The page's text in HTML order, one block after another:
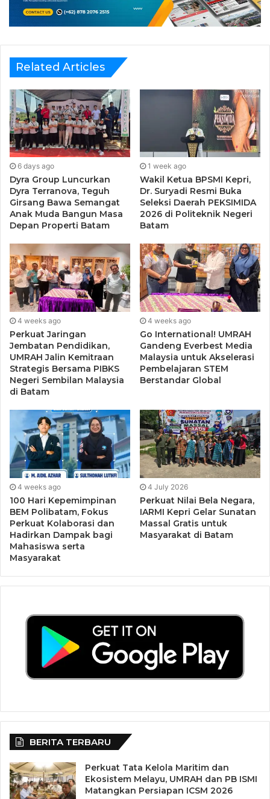
Amsakar berharap seluruh elemen atau komunitas
masyarakat hendaknya memaknai Batam sebagai rumah
“Makanya tugas kita yang hendaknya menjaga secara
bersama,” ujarnya.
Selain itu, Amsakar berterimakasih atas dukungan
masyarakat, termasuk PSBI yang mendukung program Wali
Kota Batam Muhammad Rudi dan dirinya. Sehingga Batam
kini semakin maju.
“Di forum ini saya ingin sampaikan terimakasih, terus
bersatu padu. Membuat Batam semakin hebat dan dahsyat
lagi,” ujarnya.
Related Articles
6 days ago
Dyra Group Luncurkan
Dyra Terranova, Teguh
Girsang Bawa Semangat
Anak Muda Bangun Masa
Depan Properti Batam
1 week ago
Wakil Ketua BPSMI Kepri,
Dr. Suryadi Resmi Buka
Seleksi Daerah PEKSIMIDA
2026 di Politeknik Negeri
Batam
4 weeks ago
Perkuat Jaringan
Jembatan Pendidikan,
UMRAH Jalin Kemitraan
Strategis Bersama PIBKS
Negeri Sembilan Malaysia
di Batam
4 weeks ago
Go International! UMRAH
Gandeng Everbest Media
Malaysia untuk Akselerasi
Pembelajaran STEM
Berstandar Global
4 weeks ago
100 Hari Kepemimpinan
BEM Polibatam, Fokus
Perkuat Kolaborasi dan
Hadirkan Dampak bagi
Mahasiswa serta
Masyarakat
4 July 2026
Perkuat Nilai Bela Negara,
IARMI Kepri Gelar Sunatan
Massal Gratis untuk
Masyarakat di Batam
BERITA TERBARU
Perkuat Tata Kelola Maritim dan
Ekosistem Melayu, UMRAH dan PB ISMI
Matangkan Persiapan ICSM 2026